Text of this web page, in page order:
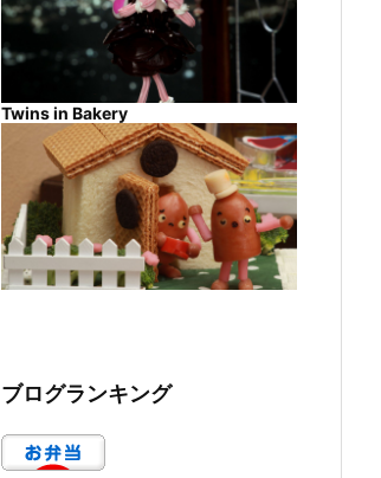
Twins in Bakery
ブログランキング